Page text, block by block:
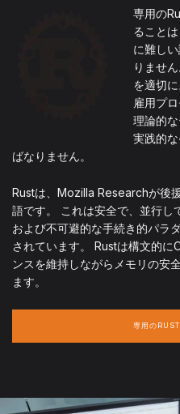
専用の
ること
に難し
りませ
を適切
雇用プ
理論的
実践的
ばなりません。
Rustは、Mozilla Researchが後
語です。 これは安全で、並行し
および不可避的な手続き的パラ
されています。 Rustは構文的
ンスを維持しながらメモリの安
ます。
専用の